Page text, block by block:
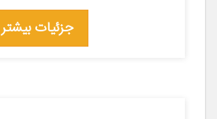
جزئیات بیشتر